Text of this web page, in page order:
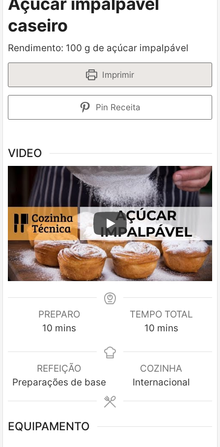
caseiro
Rendimento: 100 g de açúcar impalpável
Imprimir
Pin Receita
VIDEO
PREPARO
10minutes
mins
TEMPO TOTAL
10minutes
mins
REFEIÇÃO
Preparações de base
COZINHA
Internacional
EQUIPAMENTO